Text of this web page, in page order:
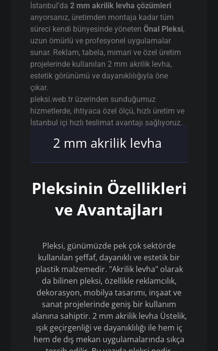
İstanbul’da2 mm akrilik levha çözümleri
arıyorsanız, üretimden montaja kadar tüm
süreci kendi bünyesinde yönetenÖnal Pleksi,
uzun ömürlü ve profesyonel uygulamalar
sunar. Reklam, tabela, mimari ve özel üretim
projelerinde kullanılan 2 mm akrilik levha,
estetik görünümü ve dayanıklılığıyla öne
çıkar.
pleksi.web.tr üzerinden sunduğumuz
hizmetlerde, ihtiyaca özel ölçü, hızlı üretim ve
İstanbul içi hızlı teslimat avantajı sağlıyoruz.
2 mm akrilik levha
Pleksinin Özellikleri
ve Avantajları
Pleksi, günümüzde pek çok sektörde
kullanılan şeffaf, dayanıklı ve estetik bir
plastik malzemedir. "Akrilik levha" olarak
da bilinen pleksi, özellikle reklamcılık,
dekorasyon, mobilya tasarımı, inşaat ve
sanat projelerinde geniş bir kullanım
alanına sahiptir. 2 mm akrilik levha Üstelik,
ışık geçirgenliği ve dayanıklılığı ile hem iç
hem de dış mekan uygulamalarında sıkça